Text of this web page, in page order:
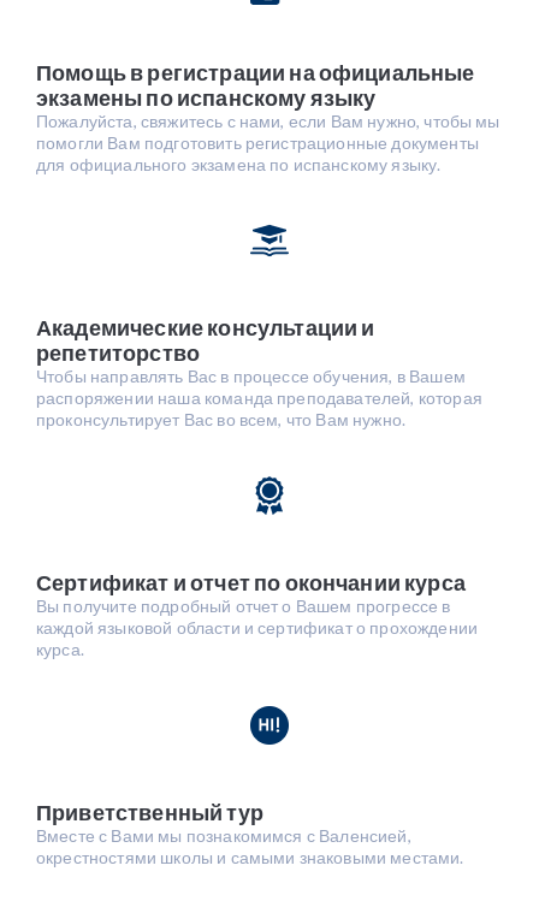
Помощь в регистрации на официальные
экзамены по испанскому языку
Пожалуйста, свяжитесь с нами, если Вам нужно, чтобы мы
помогли Вам подготовить регистрационные документы
для официального экзамена по испанскому языку.
Академические консультации и
репетиторство
Чтобы направлять Вас в процессе обучения, в Вашем
распоряжении наша команда преподавателей, которая
проконсультирует Вас во всем, что Вам нужно.
Сертификат и отчет по окончании курса
Вы получите подробный отчет о Вашем прогрессе в
каждой языковой области и сертификат о прохождении
курса.
Приветственный тур
Вместе с Вами мы познакомимся с Валенсией,
окрестностями школы и самыми знаковыми местами.